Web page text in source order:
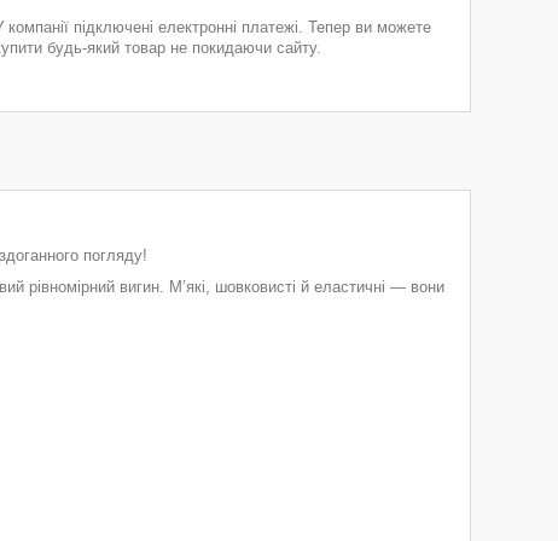
компанії підключені електронні платежі. Тепер ви можете
будь-який товар не покидаючи сайту.
погляду!
рівномірний вигин. М’які, шовковисті й еластичні — вони